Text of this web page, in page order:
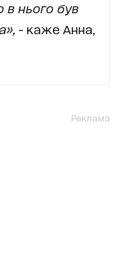
в нього був
- каже Анна,
Реклама